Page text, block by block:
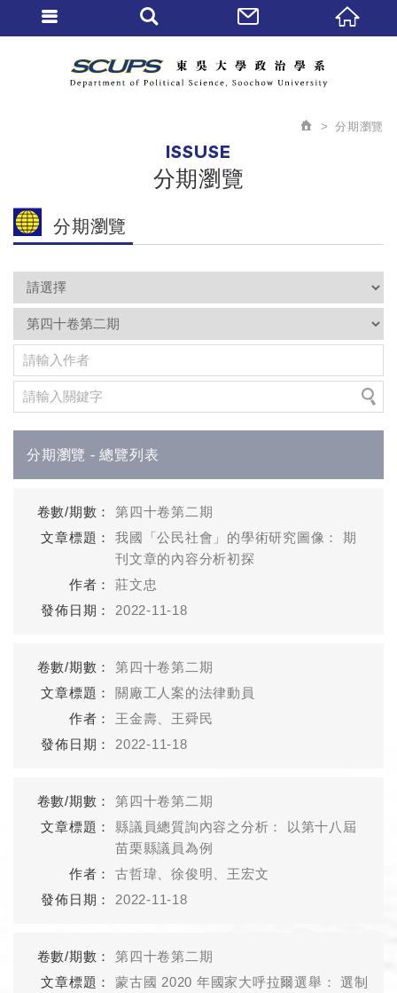
分期瀏覽
ISSUSE
分期瀏覽
分期瀏覽
分期瀏覽 - 總覽列表
第四十卷第二期
我國「公民社會」的學術研究圖像： 期
刊文章的內容分析初探
莊文忠
2022-11-18
第四十卷第二期
關廠工人案的法律動員
王金壽、王舜民
2022-11-18
第四十卷第二期
縣議員總質詢內容之分析： 以第十八屆
苗栗縣議員為例
古哲瑋、徐俊明、王宏文
2022-11-18
第四十卷第二期
蒙古國 2020 年國家大呼拉爾選舉： 選制